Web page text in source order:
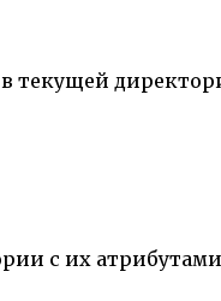
текущей
с их атрибутами